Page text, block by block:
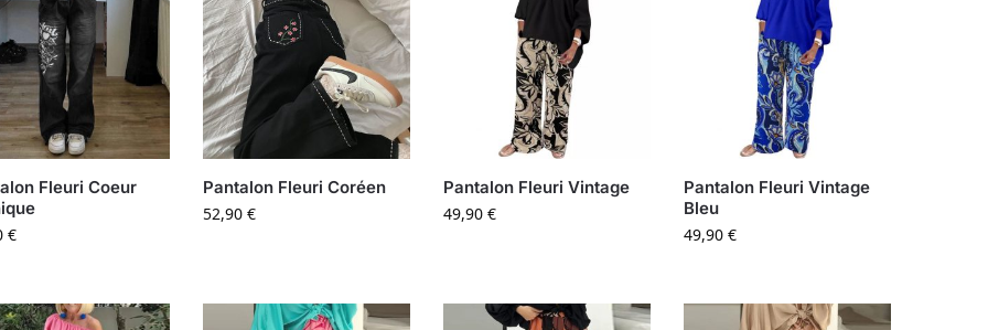
Fleuri Coeur
€
Pantalon Fleuri Coréen
52,90€
Pantalon Fleuri Vintage
49,90€
Pantalon Fleuri Vintage
Bleu
49,90€